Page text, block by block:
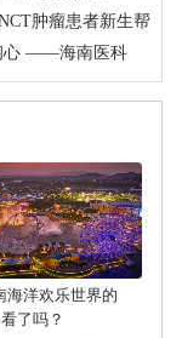
肿瘤患者新生帮
心 ——海南医科
海洋欢乐世界的
了吗？